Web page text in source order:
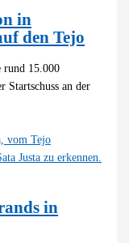
in
den Tejo
15.000
Startschuss an der
in